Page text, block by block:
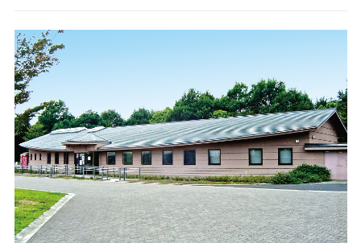
フリーハットⅡ型
FHR-2000
フラットライン
エコウェーブ
タイマルーフ M型
タイマルーフ T型
カナメ一文字葺き
金属瓦
カナメルーフ
洋瓦王(ヨウガオウ)
通気断熱工法
Vi65
Vi65 PLUS
Vi75・Vi125
Viカバー50
換気棟システム
換気棟システム
デザイン軒樋
カナメシャープ樋
技術情報
ダウンロード
お問い合わせ